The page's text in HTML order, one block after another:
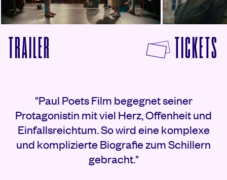
TRAILER
TICKETS
"Paul Poets Film begegnet seiner
Protagonistin mit viel Herz, Offenheit und
Einfallsreichtum. So wird eine komplexe
und komplizierte Biografie zum Schillern
gebracht."